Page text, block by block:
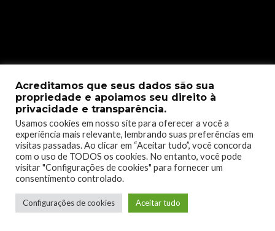
[maxbutton id=”1″ url=”https://www.xbox.com/en-
US/games/store/the-crew-motorfest-cross-gen-
bundle/9NQRQJND8DMX/0017″ window=”new”
nofollow=”true” ]
Acreditamos que seus dados são sua
propriedade e apoiamos seu direito à
privacidade e transparência.
Usamos cookies em nosso site para oferecer a você a
experiência mais relevante, lembrando suas preferências em
visitas passadas. Ao clicar em “Aceitar tudo”, você concorda
com o uso de TODOS os cookies. No entanto, você pode
visitar "Configurações de cookies" para fornecer um
consentimento controlado.
Configurações de cookies Aceitar tudo